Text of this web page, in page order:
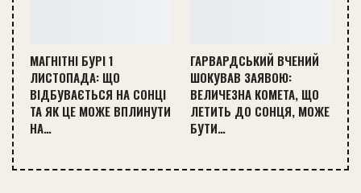
МАГНІТНІ БУРІ 1
ЛИСТОПАДА: ЩО
ВІДБУВАЄТЬСЯ НА СОНЦІ
ТА ЯК ЦЕ МОЖЕ ВПЛИНУТИ
НА…
ГАРВАРДСЬКИЙ ВЧЕНИЙ
ШОКУВАВ ЗАЯВОЮ:
ВЕЛИЧЕЗНА КОМЕТА, ЩО
ЛЕТИТЬ ДО СОНЦЯ, МОЖЕ
БУТИ…